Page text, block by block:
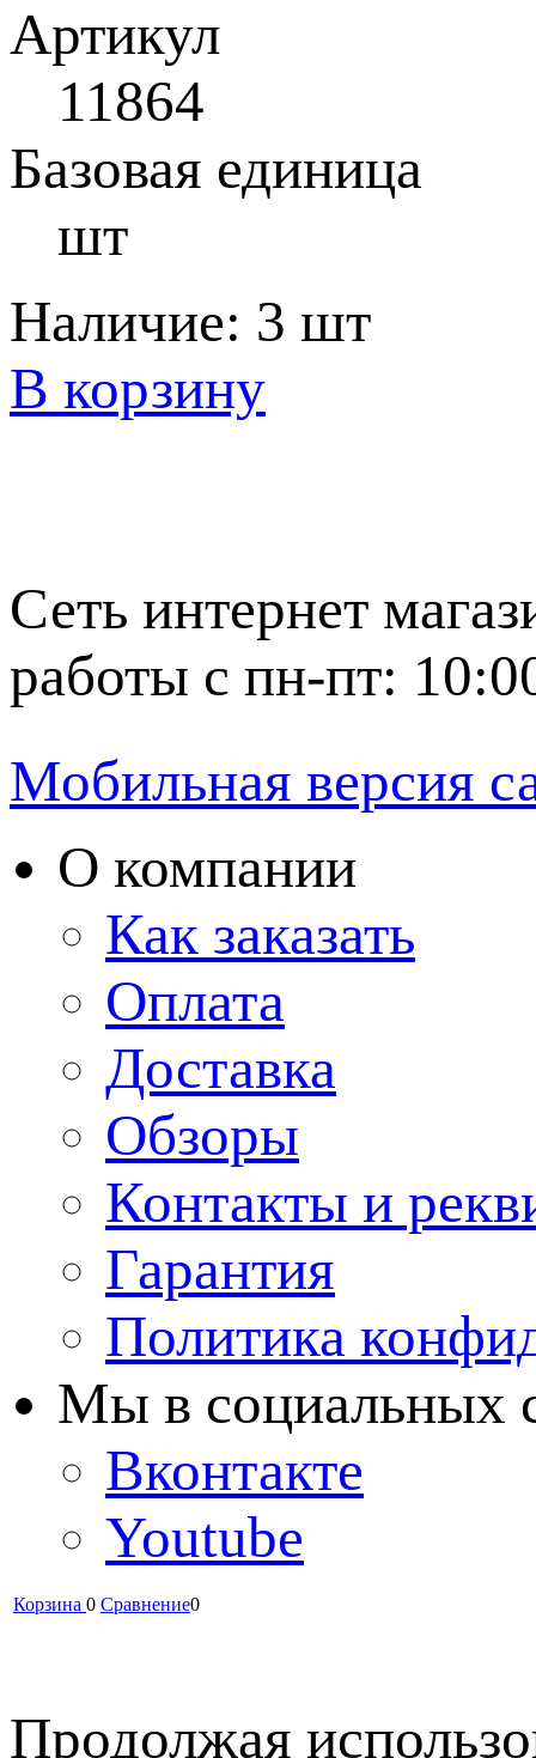
Артикул
11864
Базовая единица
шт
Наличие: 3 шт
В корзину
Сеть интернет
работы с пн-пт:
Мобильная версия
О компании
Как заказать
Оплата
Доставка
Обзоры
Контакты и
Гарантия
Политика
Мы в cоциальных
Вконтакте
Youtube
Корзина 0 Сравнение0
Продолжая